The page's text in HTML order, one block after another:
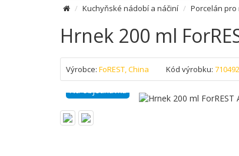
Kuchyňské nádobí a náčiní Porcelán
Hrnek 200 ml
Výrobce: FoREST, China Kód výrobku: 710492
Na objednávku